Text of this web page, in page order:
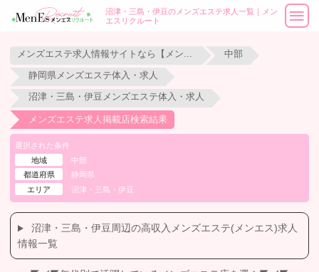
沼津・三島・伊豆のメンズエステ求人一覧｜メン
エスリクルート
中部
静岡県メンズエステ体入・求人
沼津・三島・伊豆メンズエステ体入・求人
メンズエステ求人掲載店検索結果
選択された条件
地域
中部
都道府県
静岡県
エリア
沼津・三島・伊豆
沼津・三島・伊豆周辺の高収入メンズエステ(メンエス)求人
情報一覧